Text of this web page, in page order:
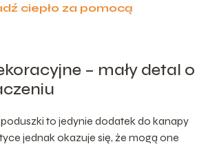
ciepło za pomocą
– mały detal o
poduszki to jedynie dodatek do kanapy
jednak okazuje się, że mogą one